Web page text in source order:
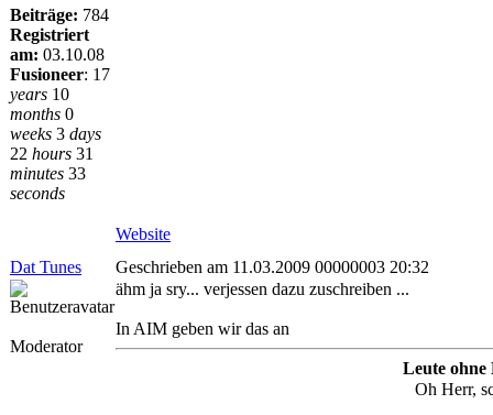
Beiträge: 784
Registriert
am: 03.10.08
Fusioneer: 17
years 10
months 0
weeks 3 days
22 hours 31
minutes 33
seconds
Website
Dat Tunes
Geschrieben am 11.03.2009 00000003 20:32
Moderator
ähm ja sry... verjessen dazu zuschreiben ...
In AIM geben wir das an
Leute
Oh Herr,